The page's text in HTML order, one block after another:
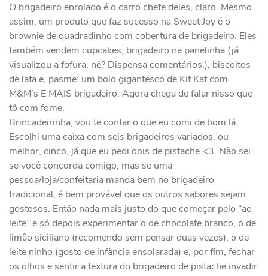
O brigadeiro enrolado é o carro chefe deles, claro. Mesmo
assim, um produto que faz sucesso na Sweet Joy é o
brownie de quadradinho com cobertura de brigadeiro. Eles
também vendem cupcakes, brigadeiro na panelinha (já
visualizou a fofura, né? Dispensa comentários.), biscoitos
de lata e, pasme: um bolo gigantesco de Kit Kat com
M&M’s E MAIS brigadeiro. Agora chega de falar nisso que
tô com fome.
Brincadeirinha, vou te contar o que eu comi de bom lá.
Escolhi uma caixa com seis brigadeiros variados, ou
melhor, cinco, já que eu pedi dois de pistache <3. Não sei
se você concorda comigo, mas se uma
pessoa/loja/confeitaria manda bem no brigadeiro
tradicional, é bem provável que os outros sabores sejam
gostosos. Então nada mais justo do que começar pelo “ao
leite” e só depois experimentar o de chocolate branco, o de
limão siciliano (recomendo sem pensar duas vezes), o de
leite ninho (gosto de infância ensolarada) e, por fim, fechar
os olhos e sentir a textura do brigadeiro de pistache invadir